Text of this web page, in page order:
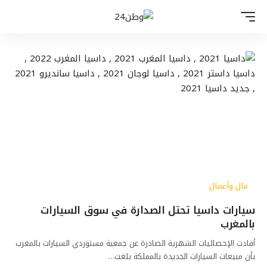
مال وأعمال
سيارات داسيا تحتل الصدارة في سوق السيارات
بالمغرب
أفادت الإحصائيات الشهرية الصادرة عن جمعية مستوردي السيارات بالمغرب
بأن مبيعات السيارات الجديدة بالمملكة بلغت…